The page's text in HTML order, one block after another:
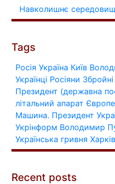
Навколишнє
Tags
Росія Україна Київ
Українці Росіяни
Президент (державна
літальний апарат
Машина. Президент
Укрінформ Володимир
Українська гривня Харків
Recent posts